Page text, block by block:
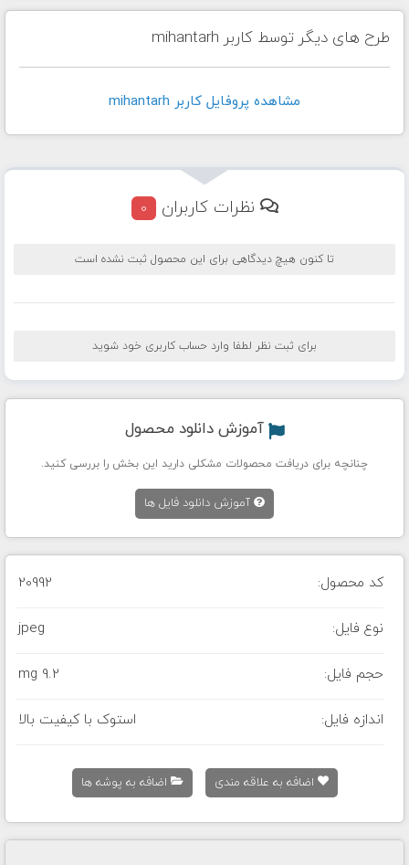
طرح های دیگر توسط کاربر mihantarh
مشاهده پروفايل کاربر mihantarh
نظرات کاربران 0
تا کنون هیچ دیدگاهی برای این محصول ثبت نشده است
برای ثبت نظر لطفا وارد حساب کاربری خود شوید
آموزش دانلود محصول
چنانچه برای دریافت محصولات مشکلی دارید این بخش را بررسی کنید.
آموزش دانلود فایل ها
کد محصول: 20992
نوع فایل: jpeg
حجم فایل: 9.2 mg
اندازه فایل: استوک با کیفیت بالا
اضافه به علاقه مندی اضافه به پوشه ها